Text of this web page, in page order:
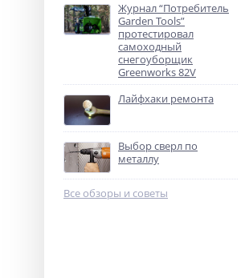
Журнал “Потребитель
Garden Tools”
протестировал
самоходный
снегоуборщик
Greenworks 82V
Лайфхаки ремонта
Выбор сверл по
металлу
Все обзоры и советы